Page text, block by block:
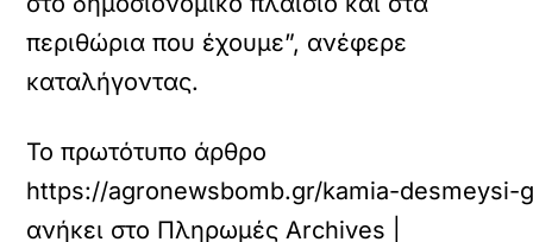
περιθώρια που έχουμε”, ανέφερε
καταλήγοντας.
Το πρωτότυπο άρθρο
https://agronewsbomb.gr/kamia-
ανήκει στο Πληρωμές Archives |